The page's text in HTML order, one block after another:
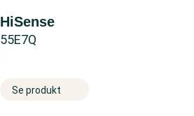
HiSense
55E7Q
Se produkt